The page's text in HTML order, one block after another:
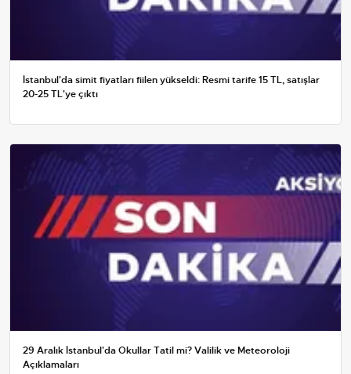
İstanbul'da simit fiyatları fiilen yükseldi: Resmi tarife 15 TL, satışlar
20-25 TL'ye çıktı
29 Aralık İstanbul'da Okullar Tatil mi? Valilik ve Meteoroloji
Açıklamaları